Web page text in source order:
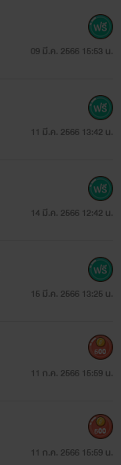
09 มี.ค. 2566 15:53 น.
11 มี.ค. 2566 13:42 น.
14 มี.ค. 2566 12:42 น.
15 มี.ค. 2566 13:25 น.
11 ก.ค. 2566 15:59 น.
500
11 ก.ค. 2566 15:59 น.
500